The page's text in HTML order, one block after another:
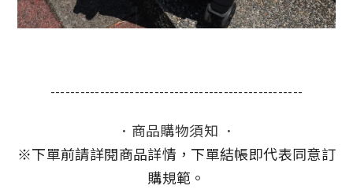
---------------------------------------------------
．商品購物須知 ．
※下單前請詳閱商品詳情，下單結帳即代表同意訂
購規範。